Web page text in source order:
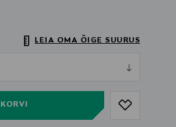
LEIA OMA ÕIGE SUURUS